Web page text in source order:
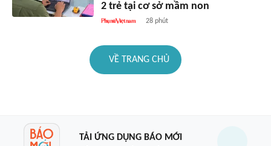
2 trẻ tại cơ sở mầm non
28 phút
VỀ TRANG CHỦ
TẢI ỨNG DỤNG BÁO MỚI